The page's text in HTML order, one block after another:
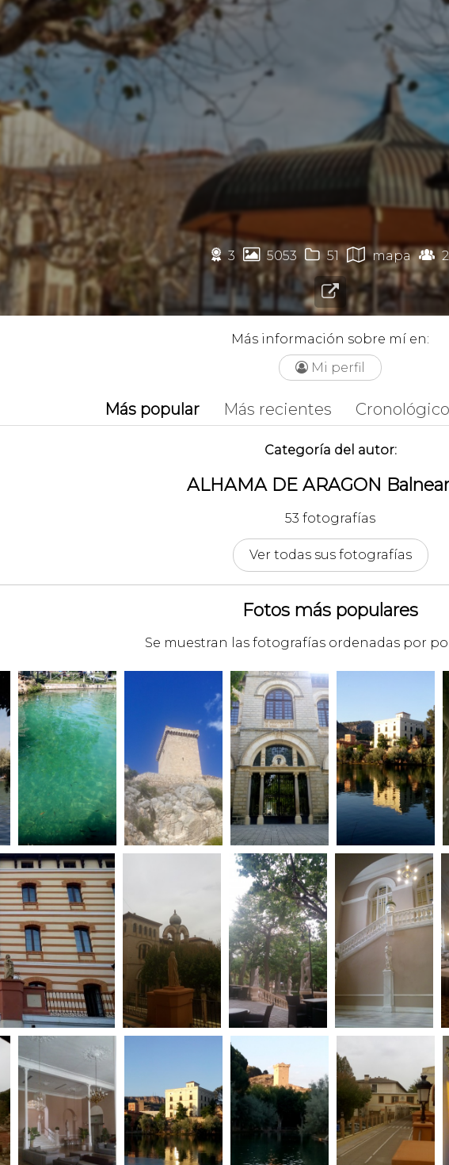
🏉 3  5053  51  mapa  2

Más información sobre mí en:
 Mi perfil
Más popular Más recientes Cronológico
Categoría del autor:
ALHAMA DE ARAGON
53 fotografías
Ver todas sus fotografías
Fotos más populares
Se muestran las fotografías ordenadas por